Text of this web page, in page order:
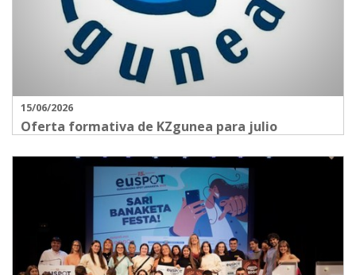
15/06/2026
Oferta formativa de KZgunea para julio